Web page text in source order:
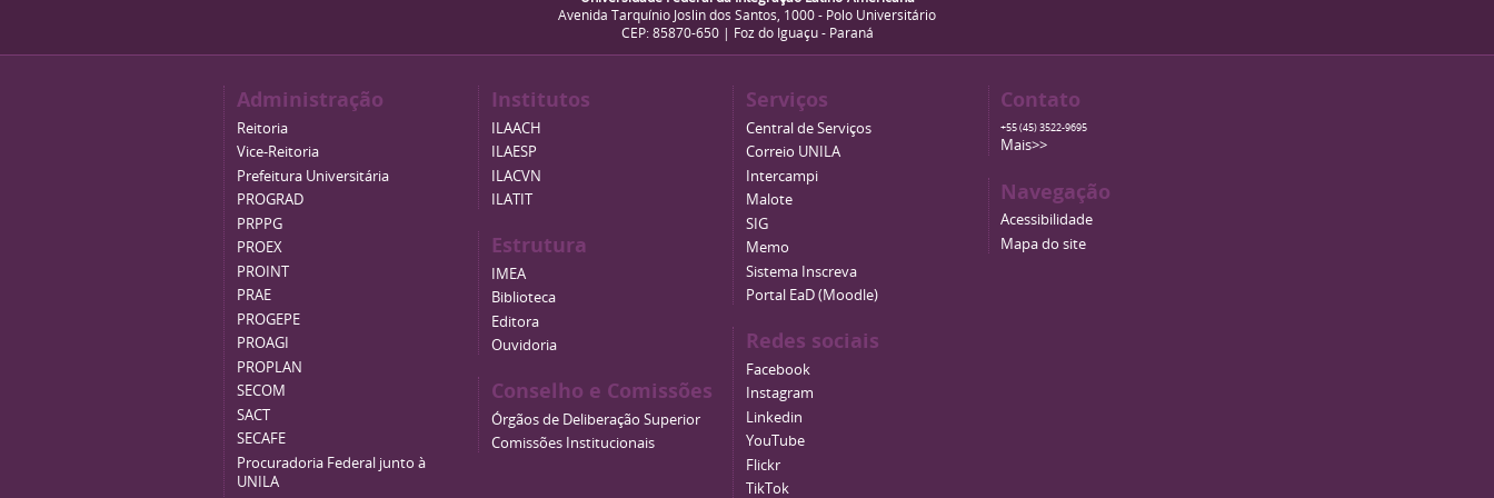
Avenida Tarquínio Joslin dos Santos, 1000 - Polo Universitário
CEP: 85870-650 | Foz do Iguaçu - Paraná
Administração
Reitoria
Vice-Reitoria
Prefeitura Universitária
PROGRAD
PRPPG
PROEX
PROINT
PRAE
PROGEPE
PROAGI
PROPLAN
SECOM
SACT
SECAFE
Procuradoria Federal junto à
UNILA
Institutos
ILAACH
ILAESP
ILACVN
ILATIT
Estrutura
IMEA
Biblioteca
Editora
Ouvidoria
Conselho e Comissões
Órgãos de Deliberação Superior
Comissões Institucionais
Serviços
Central de Serviços
Correio UNILA
Intercampi
Malote
SIG
Memo
Sistema Inscreva
Portal EaD (Moodle)
Redes sociais
Facebook
Instagram
Linkedin
YouTube
Flickr
TikTok
Contato
+55 (45) 3522-9695
Mais>>
Navegação
Acessibilidade
Mapa do site